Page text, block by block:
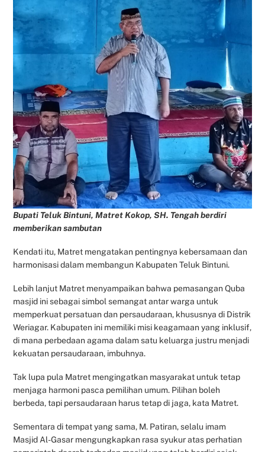
Bupati Teluk Bintuni, Matret Kokop, SH. Tengah berdiri
memberikan sambutan
Kendati itu, Matret mengatakan pentingnya kebersamaan dan
harmonisasi dalam membangun Kabupaten Teluk Bintuni.
Lebih lanjut Matret menyampaikan bahwa pemasangan Quba
masjid ini sebagai simbol semangat antar warga untuk
memperkuat persatuan dan persaudaraan, khususnya di Distrik
Weriagar. Kabupaten ini memiliki misi keagamaan yang inklusif,
di mana perbedaan agama dalam satu keluarga justru menjadi
kekuatan persaudaraan, imbuhnya.
Tak lupa pula Matret mengingatkan masyarakat untuk tetap
menjaga harmoni pasca pemilihan umum. Pilihan boleh
berbeda, tapi persaudaraan harus tetap di jaga, kata Matret.
Sementara di tempat yang sama, M. Patiran, selalu imam
Masjid Al-Gasar mengungkapkan rasa syukur atas perhatian